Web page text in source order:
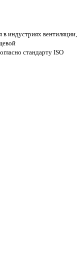
индустриях вентиляции,
стандарту ISO